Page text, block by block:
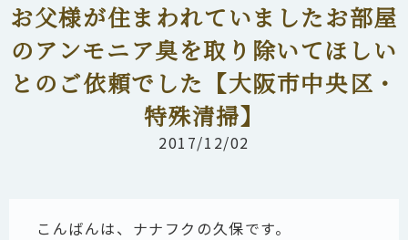
お父様が住まわれていましたお部屋
のアンモニア臭を取り除いてほしい
とのご依頼でした【大阪市中央区・
特殊清掃】
2017/12/02
こんばんは、ナナフクの久保です。